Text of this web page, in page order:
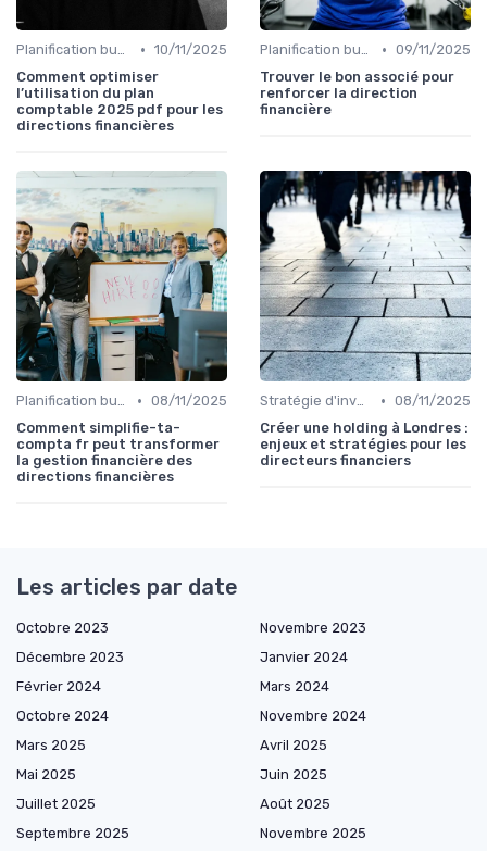
Planification budgétaire • 10/11/2025
Comment optimiser
l’utilisation du plan
comptable 2025 pdf pour les
directions financières
Planification budgétaire • 09/11/2025
Trouver le bon associé pour
renforcer la direction
financière
Planification budgétaire • 08/11/2025
Comment simplifie-ta-
compta fr peut transformer
la gestion financière des
directions financières
Stratégie d'investissement • 08/11/2025
Créer une holding à Londres :
enjeux et stratégies pour les
directeurs financiers
Les articles par date
Octobre 2023
Novembre 2023
Décembre 2023
Janvier 2024
Février 2024
Mars 2024
Octobre 2024
Novembre 2024
Mars 2025
Avril 2025
Mai 2025
Juin 2025
Juillet 2025
Août 2025
Septembre 2025
Novembre 2025